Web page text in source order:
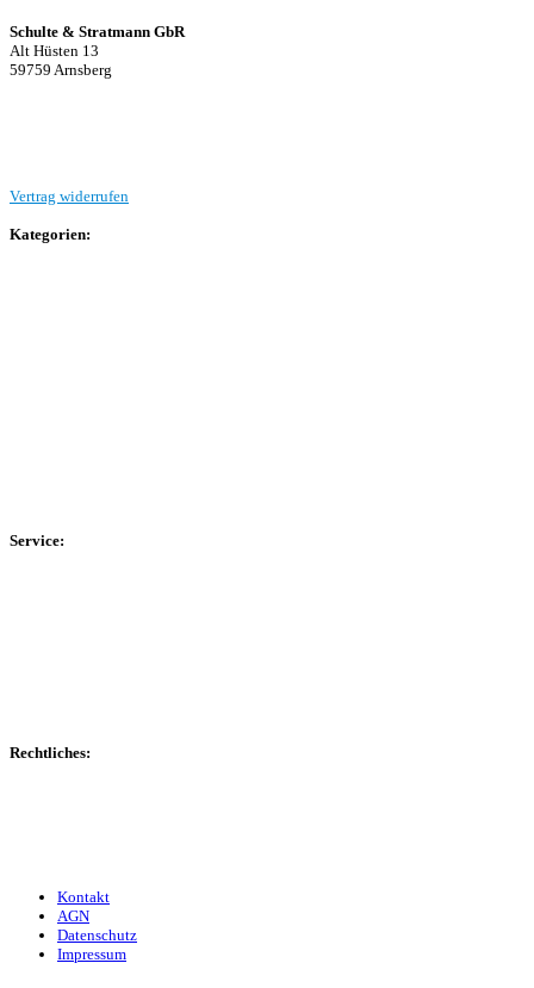
Schulte & Stratmann GbR
Alt Hüsten 13
59759 Arnsberg
Vertrag widerrufen
Kategorien:
Service:
Rechtliches:
Kontakt
AGN
Datenschutz
Impressum